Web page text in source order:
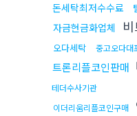
돈세탁최저수수료
자금현금화업체
오다세탁 중고오다대
트론리플코인판매
테더수사기관
이더리움리플코인구매